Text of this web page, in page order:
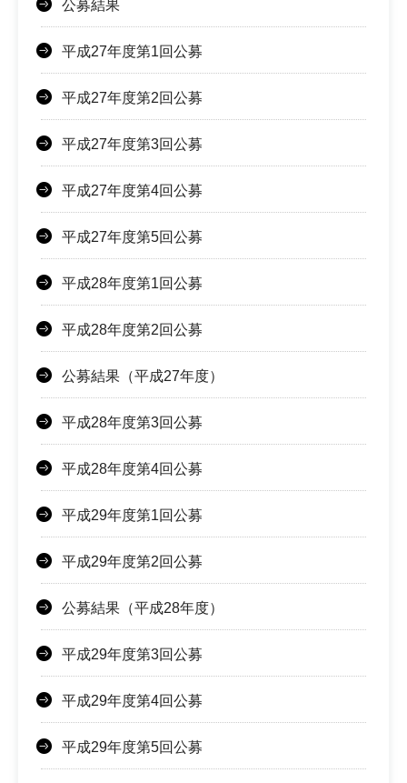
公募結果
平成27年度第1回公募
平成27年度第2回公募
平成27年度第3回公募
平成27年度第4回公募
平成27年度第5回公募
平成28年度第1回公募
平成28年度第2回公募
公募結果（平成27年度）
平成28年度第3回公募
平成28年度第4回公募
平成29年度第1回公募
平成29年度第2回公募
公募結果（平成28年度）
平成29年度第3回公募
平成29年度第4回公募
平成29年度第5回公募